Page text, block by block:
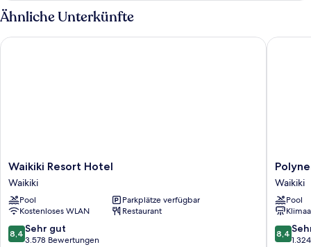
Ähnliche Unterkünfte
Waikiki
Resort
Hotel
Waikiki
Waikiki Resort Hotel
Waikiki
Pool
Parkplätze verfügbar
Kostenloses WLAN
Restaurant
8.4
von
8,4 Sehr gut
3.578 Bewertungen
Waikiki Resort Hotel
Waikiki
Beach
Waikiki
Waikiki
Pool
8.4
von
8,4